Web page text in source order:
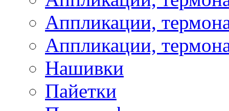
Аппликации,
Аппликации,
Нашивки
Пайетки